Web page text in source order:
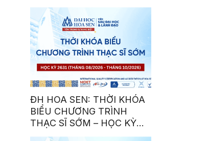
ĐH HOA SEN: THỜI KHÓA
BIỂU CHƯƠNG TRÌNH
THẠC SĨ SỚM – HỌC KỲ
2631